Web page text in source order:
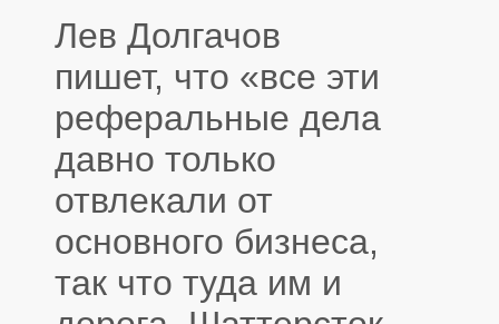
Лев Долгачов
пишет, что «все эти
реферальные дела
давно только
отвлекали от
основного бизнеса,
так что туда им и